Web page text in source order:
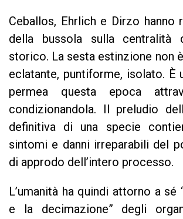
Ceballos, Ehrlich e Dirzo hanno
della bussola sulla centralità
storico. La sesta estinzione non
eclatante, puntiforme, isolato. È
permea questa epoca
condizionandola. Il preludio
definitiva di una specie
sintomi e danni irreparabili del
di approdo dell’intero processo.
L’umanità ha quindi attorno a sé
e la decimazione” degli